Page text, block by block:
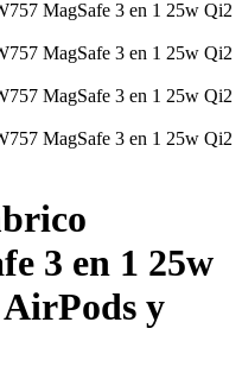
3 en 1 25w
y